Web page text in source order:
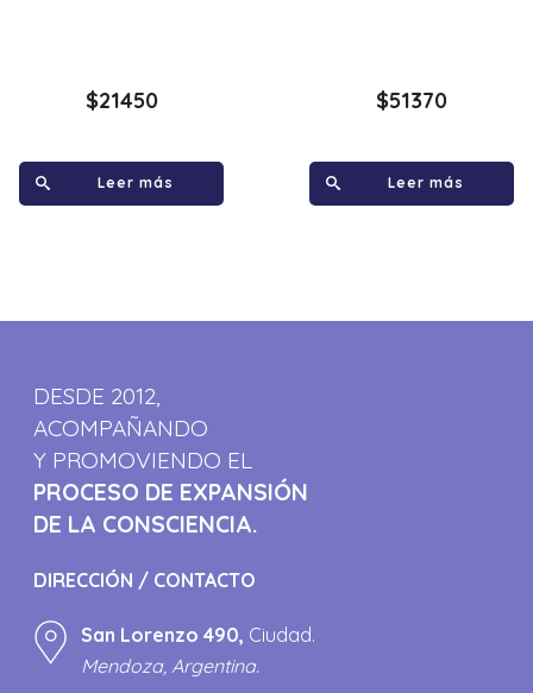
$21450
Leer más
$51370
Leer más
DESDE 2012,
ACOMPAÑANDO
Y PROMOVIENDO EL
PROCESO DE EXPANSIÓN
DE LA CONSCIENCIA.
DIRECCIÓN / CONTACTO
San Lorenzo 490, Ciudad.
Mendoza, Argentina.